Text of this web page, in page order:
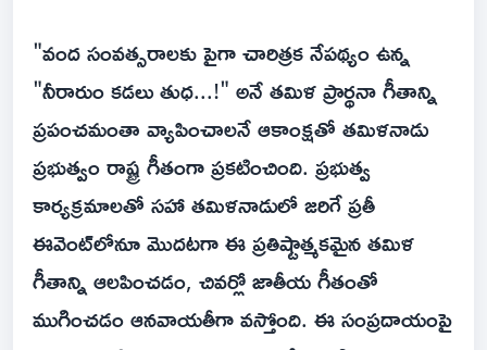
"వంద సంవత్సరాలకు పైగా చారిత్రక నేపథ్యం ఉన్న
"నీరారుం కడలు తుధ...!" అనే తమిళ ప్రార్థనా గీతాన్ని
ప్రపంచమంతా వ్యాపించాలనే ఆకాంక్షతో తమిళనాడు
ప్రభుత్వం రాష్ట్ర గీతంగా ప్రకటించింది. ప్రభుత్వ
కార్యక్రమాలతో సహా తమిళనాడులో జరిగే ప్రతీ
ఈవెంట్‌లోనూ మొదటగా ఈ ప్రతిష్టాత్మకమైన తమిళ
గీతాన్ని ఆలపించడం, చివర్లో జాతీయ గీతంతో
ముగించడం ఆనవాయతీగా వస్తోంది. ఈ సంప్రదాయంపై